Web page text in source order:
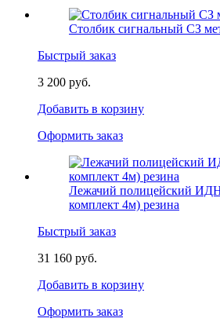
Столбик сигнальный СЗ
Быстрый заказ
3 200 руб.
Добавить в корзину
Оформить заказ
Лежачий полицейский
комплект 4м) резина
Быстрый заказ
31 160 руб.
Добавить в корзину
Оформить заказ